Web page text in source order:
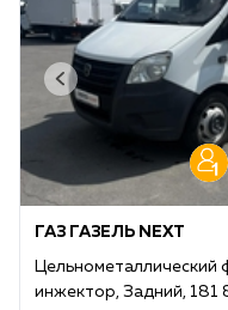
ГАЗ ГАЗЕЛЬ NEXT
Цельнометаллический
инжектор, Задний, 181